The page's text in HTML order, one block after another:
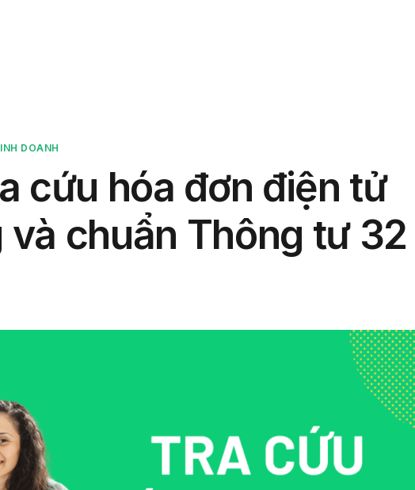
DOANH
cứu hóa đơn điện tử
và chuẩn Thông tư 32